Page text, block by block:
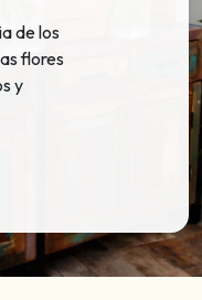
de los
flores
y